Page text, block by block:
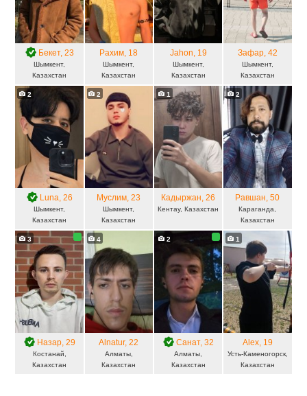
Бекет, 23
Шымкент,
Казахстан
Рахим, 18
Шымкент,
Казахстан
Jahon, 19
Шымкент,
Казахстан
Зафар, 42
Шымкент,
Казахстан
2
Luna, 26
Шымкент,
Казахстан
2
Муслим, 23
Шымкент,
Казахстан
1
Кадыржан, 26
Кентау, Казахстан
2
Равшан, 50
Караганда,
Казахстан
3
Назар, 29
Костанай,
Казахстан
4
Alnatur, 22
Алматы,
Казахстан
2
Санат, 32
Алматы,
Казахстан
1
Alex, 19
Усть-Каменогорск,
Казахстан